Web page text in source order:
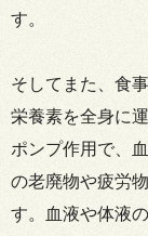
す。
そしてまた、食
栄養素を全身に
ポンプ作用で、
の老廃物や疲労
す。血液や体液